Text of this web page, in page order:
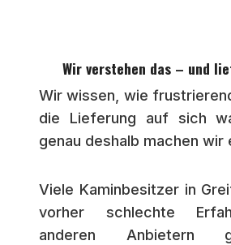
Wir verstehen das – und
Wir wissen, wie
die Lieferung auf sich
genau deshalb machen wir
Viele Kaminbesitzer in
vorher schlechte
anderen Anbietern